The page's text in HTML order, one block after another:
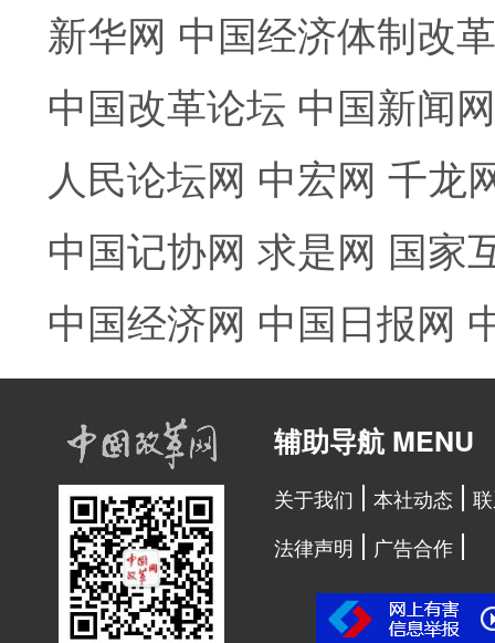
新华网 中国经济体制改
中国改革论坛 中国新闻网
人民论坛网 中宏网 千龙
中国记协网 求是网 国家
中国经济网 中国日报网
辅助导航 MENU
关于我们 本社动态
法律声明
广告合作